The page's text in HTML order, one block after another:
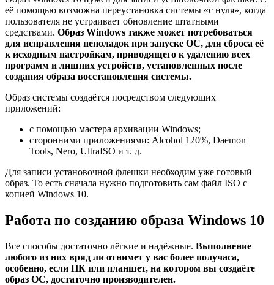
её помощью возможна переустановка системы «с нуля», когда
пользователя не устраивает обновление штатными
средствами. Образ Windows также может потребоваться
для исправления неполадок при запуске ОС, для сброса её
к исходным настройкам, приводящего к удалению всех
программ и лишних устройств, установленных после
создания образа восстановления системы.
Образ системы создаётся посредством следующих
приложений:
с помощью мастера архивации Windows;
сторонними приложениями: Alcohol 120%, Daemon
Tools, Nero, UltraISO и т. д.
Для записи установочной флешки необходим уже готовый
образ. То есть сначала нужно подготовить сам файл ISO с
копией Windows 10.
Работа по созданию образа Windows 10
Все способы достаточно лёгкие и надёжные. Выполнение
любого из них вряд ли отнимет у вас более получаса,
особенно, если ПК или планшет, на котором вы создаёте
образ ОС, достаточно производителен.